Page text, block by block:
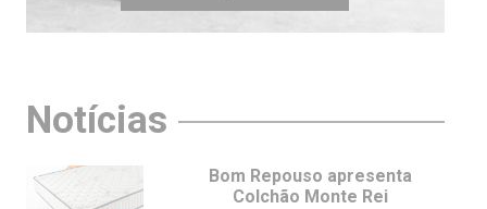
Notícias
Bom Repouso apresenta
Colchão Monte Rei